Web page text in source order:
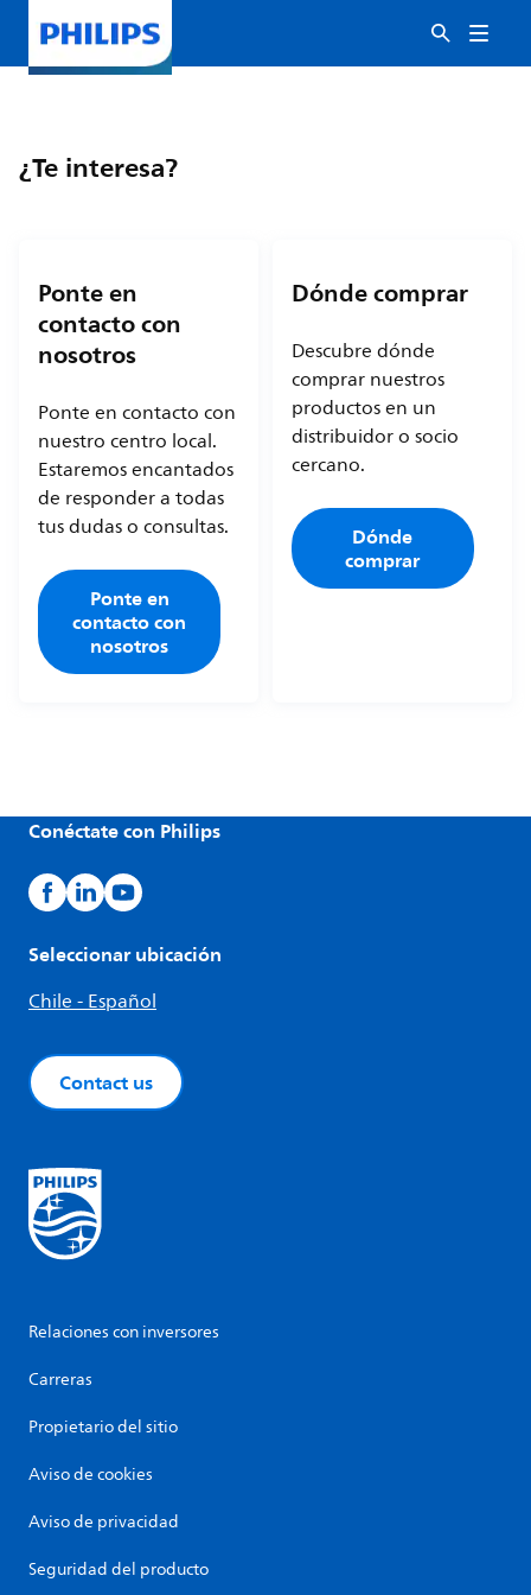
¿Te interesa?
Ponte en
contacto con
nosotros
Ponte en contacto con
nuestro centro local.
Estaremos encantados
de responder a todas
tus dudas o consultas.
Ponte en
contacto con
nosotros
Dónde comprar
Descubre dónde
comprar nuestros
productos en un
distribuidor o socio
cercano.
Dónde
comprar
Conéctate con Philips
Seleccionar ubicación
Chile - Español
Contact us
Relaciones con inversores
Carreras
Propietario del sitio
Aviso de cookies
Aviso de privacidad
Seguridad del producto